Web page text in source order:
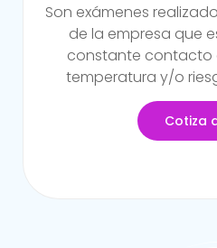
Este examen se realiza
incorpora a la
sufrido alguna
del
Cotiza